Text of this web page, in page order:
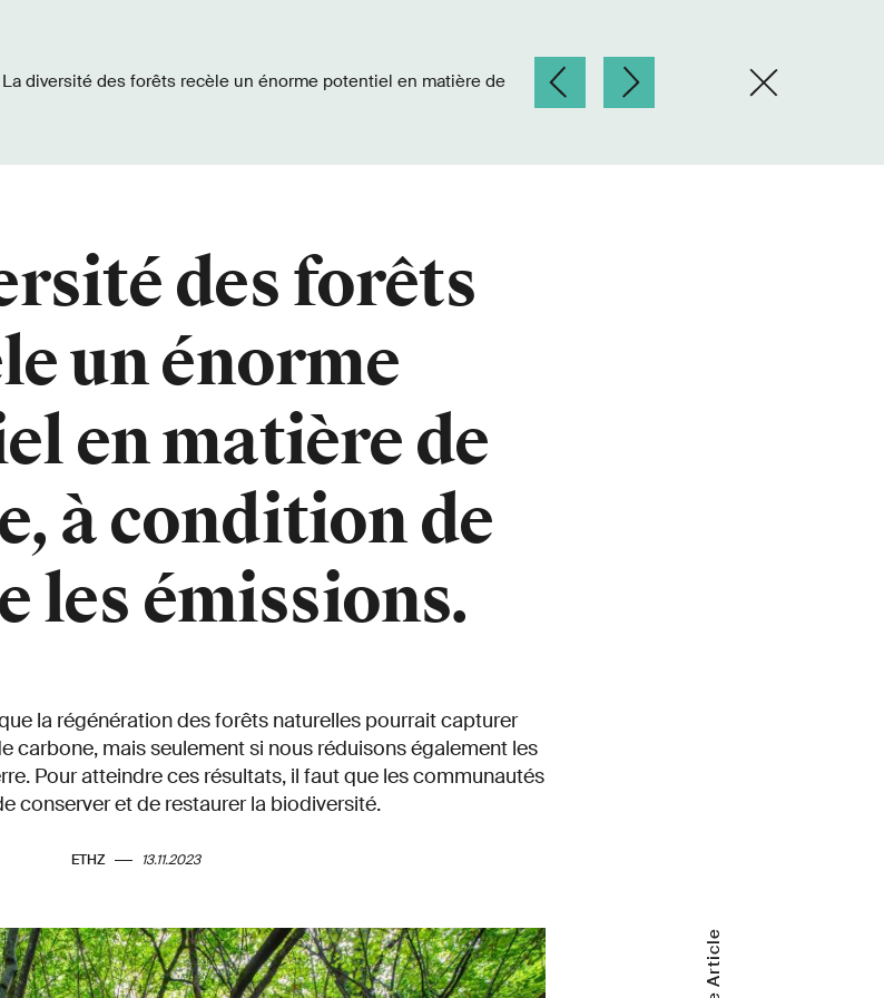
des forêts
un énorme
en matière de
à condition de
les émissions.
la régénération des forêts naturelles pourrait capturer
carbone, mais seulement si nous réduisons également les
Pour atteindre ces résultats, il faut que les communautés
conserver et de restaurer la biodiversité.
ETHZ 13.11.2023